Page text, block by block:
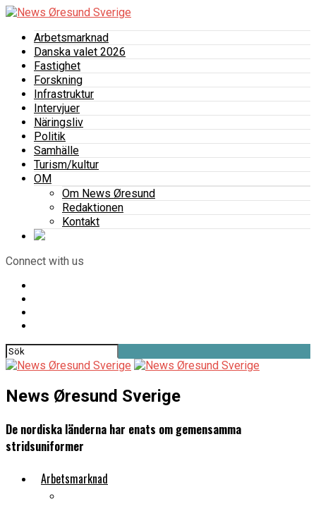
Arbetsmarknad
Danska valet 2026
Fastighet
Forskning
Infrastruktur
Intervjuer
Näringsliv
Politik
Samhälle
Turism/kultur
OM
Om News Øresund
Redaktionen
Kontakt
Connect with us
News Øresund Sverige
De nordiska länderna har enats om gemensamma
stridsuniformer
Arbetsmarknad